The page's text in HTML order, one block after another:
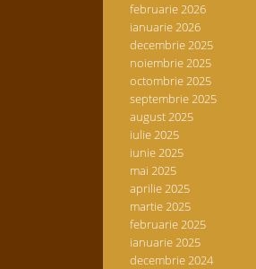
februarie 2026
ianuarie 2026
decembrie 2025
noiembrie 2025
octombrie 2025
septembrie 2025
august 2025
iulie 2025
iunie 2025
mai 2025
aprilie 2025
martie 2025
februarie 2025
ianuarie 2025
decembrie 2024